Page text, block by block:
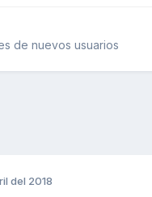
de nuevos usuarios
del 2018